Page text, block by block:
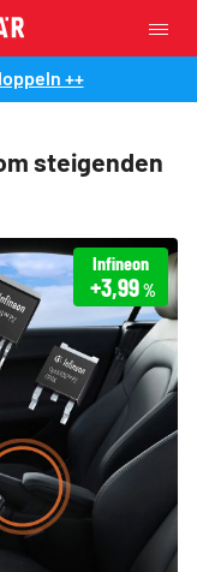
++
steigenden
Infineon
+3,99%